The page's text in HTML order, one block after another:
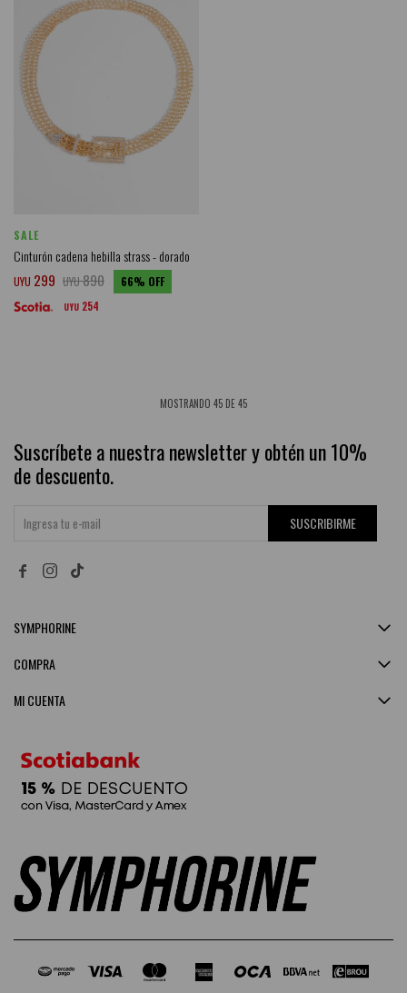
SALE
Cinturón cadena hebilla strass - dorado
UYU 299 UYU890 66
UYU 254
MOSTRANDO 45 DE 45
Suscríbete a nuestra newsletter y obtén un 10%
de descuento.
SUSCRIBIRME
 
SYMPHORINE
MI CUENTA
COMPRA